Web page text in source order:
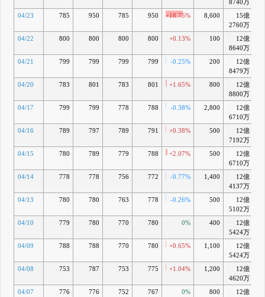
8740万
04/23 785 950 785 950 +18.75% 8,600
15億
2760万
04/22 800 800 800 800 +0.13% 100
12億
8640万
04/21 799 799 799 799 -0.25% 200
12億
8479万
04/20 783 801 783 801 +1.65% 800
12億
8800万
04/17 799 799 778 788 -0.38% 2,800
12億
6710万
04/16 789 797 789 791 +0.38% 500
12億
7192万
04/15 780 789 779 788 +2.07% 500
12億
6710万
04/14 778 778 756 772 -0.77% 1,400
12億
4137万
04/13 780 780 763 778 -0.26% 500
12億
5102万
04/10 779 780 770 780 0% 400
12億
5424万
04/09 788 788 770 780 +0.65% 1,100
12億
5424万
04/08 753 787 753 775 +1.04% 1,200
12億
4620万
04/07 776 776 752 767 0% 800
12億